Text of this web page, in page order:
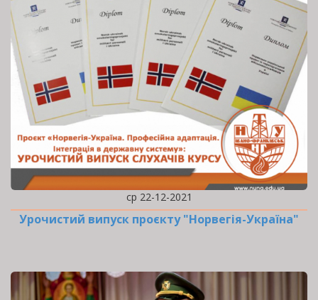
ср 22-12-2021
Урочистий випуск проєкту "Норвегія-Україна"